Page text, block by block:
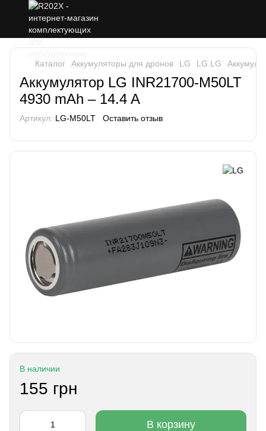
Каталог Аккумуляторы для дронов LG LG LG
Аккумулятор LG INR21700-M50LT
4930 mAh – 14.4 A
Артикул: LG-M50LT Оставить отзыв
В наличии
155 грн
В корзину